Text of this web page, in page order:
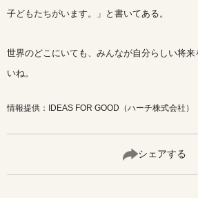
子どもたちがいます。」と書いてある。
世界のどこにいても、みんなが自分らしい将
いね。
情報提供：IDEAS FOR GOOD（ハーチ株式会社）
シェアする